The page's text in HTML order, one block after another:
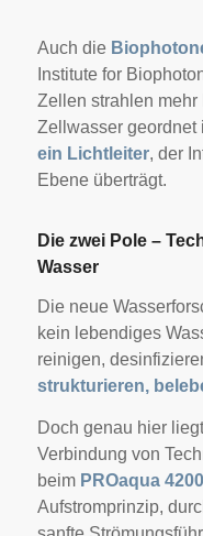
Auch die
Institute for
Zellen strahlen mehr
Zellwasser geordnet
ein Lichtleiter, der
Ebene überträgt.
Die zwei Pole –
Wasser
Die neue
kein lebendiges
reinigen,
strukturieren,
Doch genau hier
Verbindung von
beim PROaqua
Aufstromprinzip,